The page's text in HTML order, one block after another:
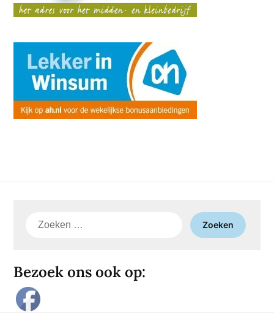
Zoeken
Bezoek ons ook op: